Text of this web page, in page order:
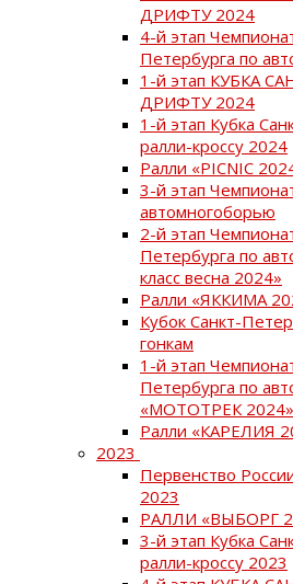
ДРИФТУ 2024
4-й этап
Петербурга по
1-й этап КУБКА
ДРИФТУ 2024
1-й этап Кубка
ралли-кроссу 2024
Ралли «PICNIC
3-й этап
автомногоборью
2-й этап
Петербурга по
класс весна 2024»
Ралли «ЯККИМА
Кубок Санкт-
гонкам
1-й этап
Петербурга по
«МОТОТРЕК 2024»
Ралли «КАРЕЛИЯ
2023
Первенство
2023
РАЛЛИ «ВЫБОРГ
3-й этап Кубка
ралли-кроссу 2023